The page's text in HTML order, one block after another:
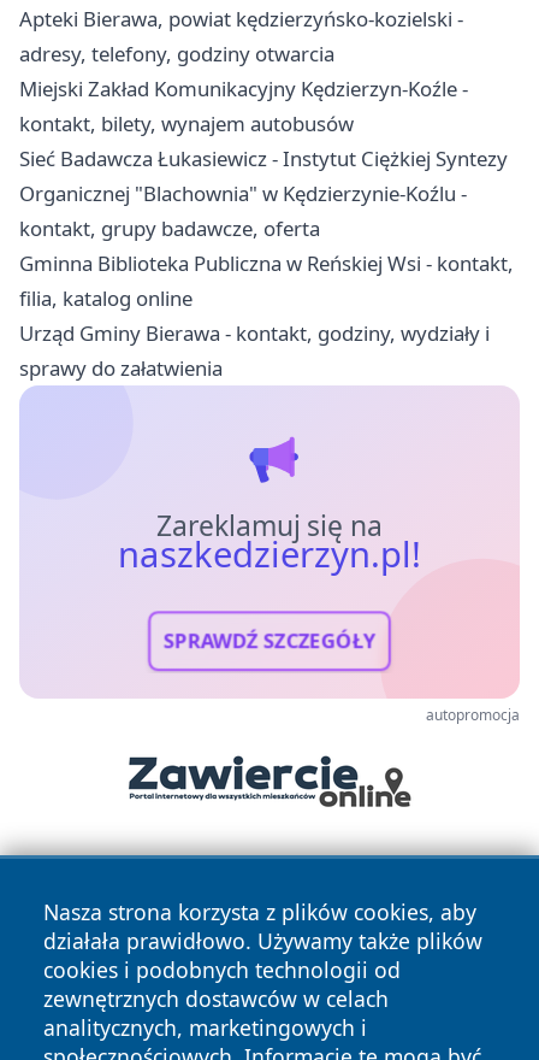
Apteki Bierawa, powiat kędzierzyńsko-kozielski -
adresy, telefony, godziny otwarcia
Miejski Zakład Komunikacyjny Kędzierzyn-Koźle -
kontakt, bilety, wynajem autobusów
Sieć Badawcza Łukasiewicz - Instytut Ciężkiej Syntezy
Organicznej "Blachownia" w Kędzierzynie-Koźlu -
kontakt, grupy badawcze, oferta
Gminna Biblioteka Publiczna w Reńskiej Wsi - kontakt,
filia, katalog online
Urząd Gminy Bierawa - kontakt, godziny, wydziały i
sprawy do załatwienia
Zareklamuj się na
naszkedzierzyn.pl!
SPRAWDŹ SZCZEGÓŁY
autopromocja
Nasza strona korzysta z plików cookies, aby
działała prawidłowo. Używamy także plików
cookies i podobnych technologii od
zewnętrznych dostawców w celach
analitycznych, marketingowych i
Copyright © 2026 naszkedzierzyn.pl Wszystkie prawa
zastrzeżone.